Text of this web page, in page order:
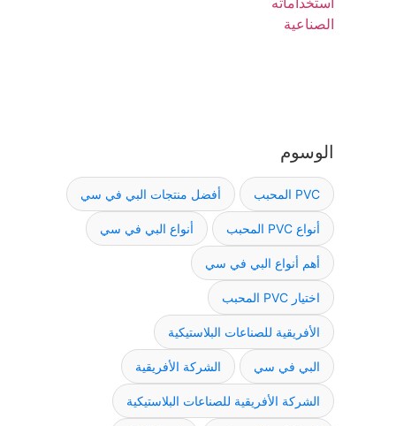
الوسوم
PVC المحبب أفضل منتجات البي في سي
أنواع PVC المحبب أنواع البي في سي
أهم أنواع البي في سي
اختيار PVC المحبب
الأفريقية للصناعات البلاستيكية
البي في سي الشركة الأفريقية
الشركة الأفريقية للصناعات البلاستيكية